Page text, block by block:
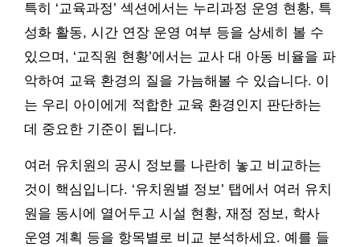
특히 ‘교육과정’ 섹션에서는 누리과정 운영 현황, 특
성화 활동, 시간 연장 운영 여부 등을 상세히 볼 수
있으며, ‘교직원 현황’에서는 교사 대 아동 비율을 파
악하여 교육 환경의 질을 가늠해볼 수 있습니다. 이
는 우리 아이에게 적합한 교육 환경인지 판단하는
데 중요한 기준이 됩니다.
여러 유치원의 공시 정보를 나란히 놓고 비교하는
것이 핵심입니다. ‘유치원별 정보’ 탭에서 여러 유치
원을 동시에 열어두고 시설 현황, 재정 정보, 학사
운영 계획 등을 항목별로 비교 분석하세요. 예를 들